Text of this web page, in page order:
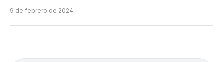
9 de febrero de 2024